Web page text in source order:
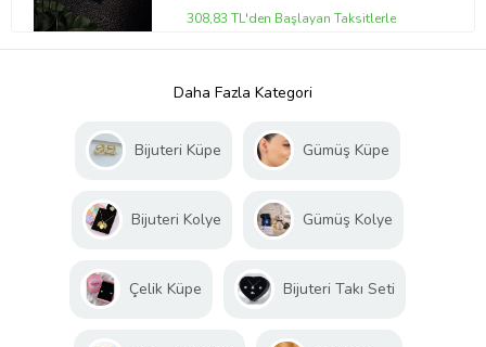
308,83 TL'den Başlayan Taksitlerle
Daha Fazla Kategori
Bijuteri Küpe Gümüş Küpe
Bijuteri Kolye Gümüş Kolye
Çelik Küpe Bijuteri Takı Seti